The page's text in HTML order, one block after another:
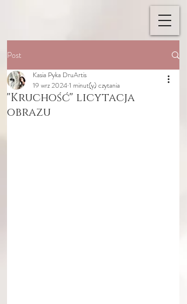
Post
''Kruchość'' licytacja
obrazu
Kasia Pyka DruArtis
19 wrz 20241 minut(y) czytania